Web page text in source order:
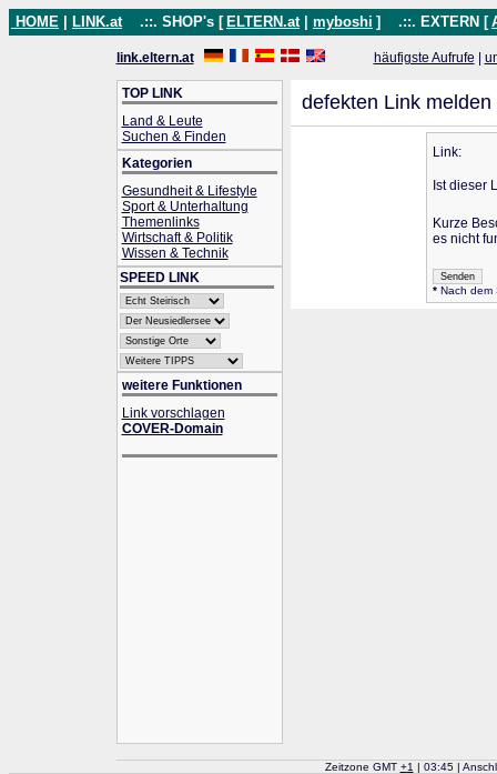
HOME LINK.at .::. SHOP's [ ELTERN.at myboshi ] .::. EXTERN [
link.eltern.at häufigste Aufrufe
TOP LINK
Land & Leute
Suchen & Finden
Kategorien
Gesundheit & Lifestyle
Sport & Unterhaltung
Themenlinks
Wirtschaft & Politik
Wissen & Technik
SPEED LINK
weitere Funktionen
Link vorschlagen
COVER-Domain
defekten Link melden
Link:
Ist dieser
Kurze
es nicht
*Nach dem
Zeitzone GMT +1 | 03:45 |